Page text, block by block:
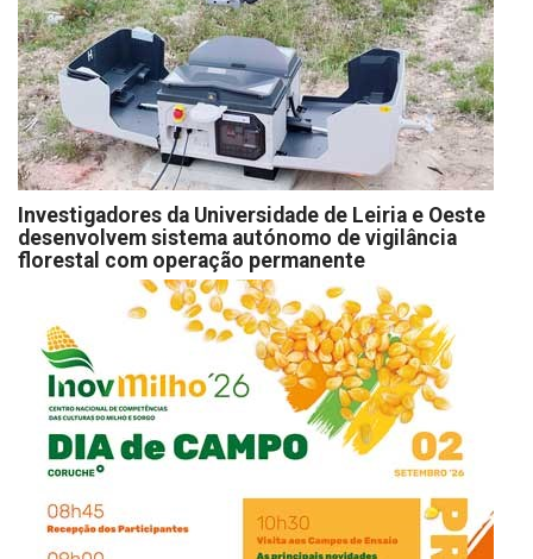
Investigadores da Universidade de Leiria e Oeste
desenvolvem sistema autónomo de vigilância
florestal com operação permanente